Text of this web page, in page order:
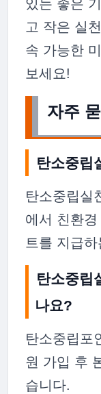
있는 좋은
고 작은 실
속 가능한
보세요!
자주
탄소중립
탄소중립실
에서 친환
트를 지급
탄소중립
나요?
탄소중립포
원 가입 후
습니다.